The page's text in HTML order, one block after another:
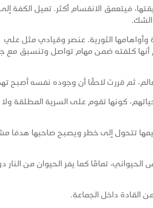
فيتعمق الانقسام أكثر. تميل الكفة
الثورية. عنصر وقيادي مثل علي
أنها كلفته ضمن مهام تواصل وتنسبق مع
ثم قررت لاحقًا أن وجوده نفسه أصبح
كونها تقوم على السرية المطلقة ولا
تتحول إلى خطر ويصبح صاحبها هدفا
تمامًا كما يفر الحيوان من النار
القادة داخل الجماعة.